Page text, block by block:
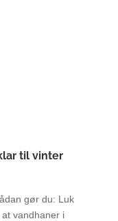
til vinter
gør du: Luk
vandhaner i